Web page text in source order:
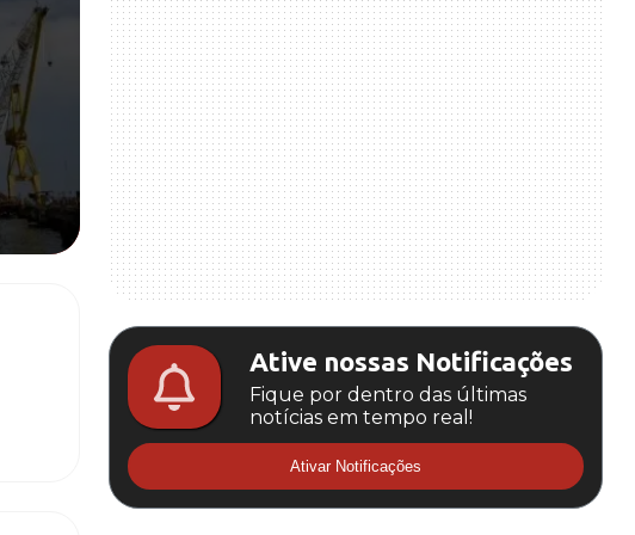
Ative nossas Notificações
Fique por dentro das últimas
notícias em tempo real!
Ativar Notificações